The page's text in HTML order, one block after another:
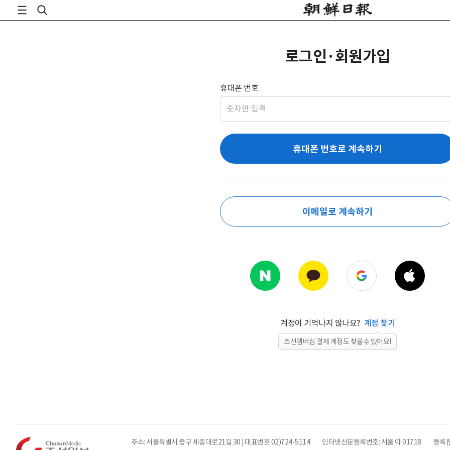
로그인·회원가입
휴대폰 번호
휴대폰 번호로 계속하기
이메일로 계속하기
계정이 기억나지 않나요? 계정 찾기
조선멤버십 결제 계정도 찾을수 있어요!
주소: 서울특별시 중구 세종대로21길 30 | 대표번호 02)724-5114 인터넷신문등록번호: 서울 아 01718 등록(